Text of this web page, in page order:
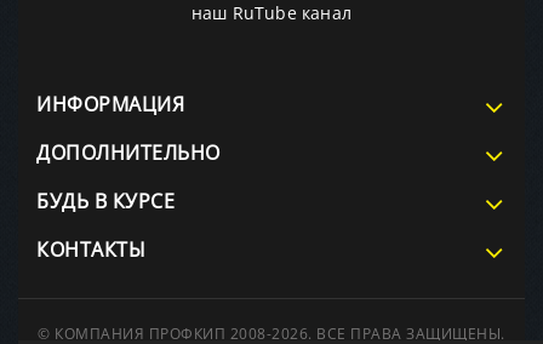
наш RuTube канал
ИНФОРМАЦИЯ
ДОПОЛНИТЕЛЬНО
БУДЬ В КУРСЕ
КОНТАКТЫ
© КОМПАНИЯ ПРОФКИП 2008-2026. ВСЕ ПРАВА ЗАЩИЩЕНЫ.